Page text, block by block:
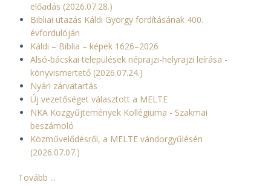
előadás (2026.07.28.)
Bibliai utazás Káldi György fordításának 400.
évfordulóján
Káldi – Biblia – képek 1626–2026
Alsó-bácskai települések néprajzi-helyrajzi leírása -
könyvismertető (2026.07.24.)
Nyári zárvatartás
Új vezetőséget választott a MELTE
NKA Közgyűjtemények Kollégiuma - Szakmai
beszámoló
Közművelődésről, a MELTE vándorgyűlésén
(2026.07.07.)
Tovább ...